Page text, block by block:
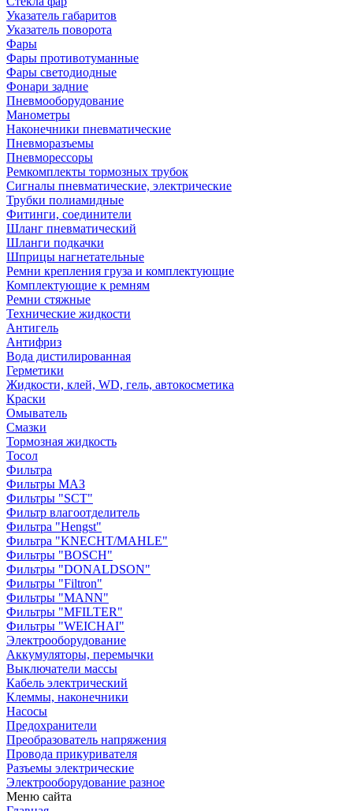
Указатель габаритов
Указатель поворота
Фары
Фары противотуманные
Фары светодиодные
Фонари задние
Пневмооборудование
Манометры
Наконечники пневматические
Пневморазъемы
Пневморессоры
Ремкомплекты тормозных трубок
Сигналы пневматические, электрические
Трубки полиамидные
Фитинги, соединители
Шланг пневматический
Шланги подкачки
Шприцы нагнетательные
Ремни крепления груза и комплектующие
Комплектующие к ремням
Ремни стяжные
Технические жидкости
Антигель
Антифриз
Вода дистилированная
Герметики
Жидкости, клей, WD, гель, автокосметика
Краски
Омыватель
Смазки
Тормозная жидкость
Тосол
Фильтра
Фильтры МАЗ
Фильтры "SCT"
Фильтр влагоотделитель
Фильтра "Hengst"
Фильтра "KNECHT/MAHLE"
Фильтры "BOSCH"
Фильтры "DONALDSON"
Фильтры "Filtron"
Фильтры "MANN"
Фильтры "MFILTER"
Фильтры "WEICHAI"
Электрооборудование
Аккумуляторы, перемычки
Выключатели массы
Кабель электрический
Клеммы, наконечники
Насосы
Предохранители
Преобразователь напряжения
Провода прикуривателя
Разъемы электрические
Электрооборудование разное
Меню сайта